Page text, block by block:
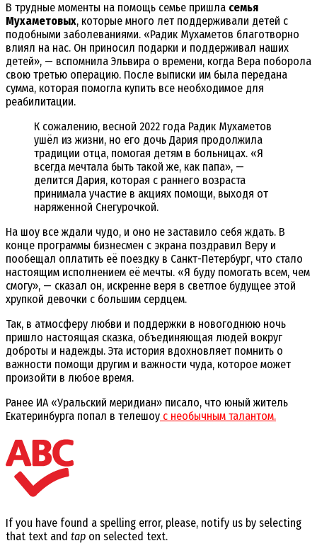
В трудные моменты на помощь семье пришла семья
Мухаметовых, которые много лет поддерживали детей с
подобными заболеваниями. «Радик Мухаметов благотворно
влиял на нас. Он приносил подарки и поддерживал наших
детей», — вспомнила Эльвира о времени, когда Вера поборола
свою третью операцию. После выписки им была передана
сумма, которая помогла купить все необходимое для
реабилитации.
К сожалению, весной 2022 года Радик Мухаметов
ушёл из жизни, но его дочь Дария продолжила
традиции отца, помогая детям в больницах. «Я
всегда мечтала быть такой же, как папа», —
делится Дария, которая с раннего возраста
принимала участие в акциях помощи, выходя от
наряженной Снегурочкой.
На шоу все ждали чудо, и оно не заставило себя ждать. В
конце программы бизнесмен с экрана поздравил Веру и
пообещал оплатить её поездку в Санкт-Петербург, что стало
настоящим исполнением её мечты. «Я буду помогать всем, чем
смогу», — сказал он, искренне веря в светлое будущее этой
хрупкой девочки с большим сердцем.
Так, в атмосферу любви и поддержки в новогоднюю ночь
пришло настоящая сказка, объединяющая людей вокруг
доброты и надежды. Эта история вдохновляет помнить о
важности помощи другим и важности чуда, которое может
произойти в любое время.
Ранее ИА «Уральский меридиан» писало, что юный житель
Екатеринбурга попал в телешоу с необычным талантом.
If you have found a spelling error, please, notify us by selecting
that text and tap on selected text.